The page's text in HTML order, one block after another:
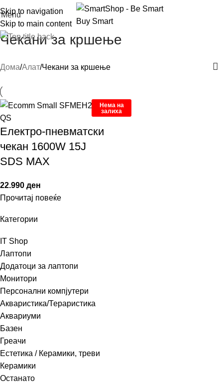
Skip to navigation
Skip to main content
Menu
Чекани за кршење
Категории
IT Shop
Лаптопи
Додатоци за лаптопи
Монитори
Персонални компјутери
Акваристика/Тераристика
Аквариуми
Базен
Греачи
Естетика / Керамики, треви
Керамики
Останато
Дома Алат Чекани за кршење
Нема на
залиха
Електро-пневматски
чекан 1600W 15J
SDS MAX
22.990 ден
Прочитај повеќе